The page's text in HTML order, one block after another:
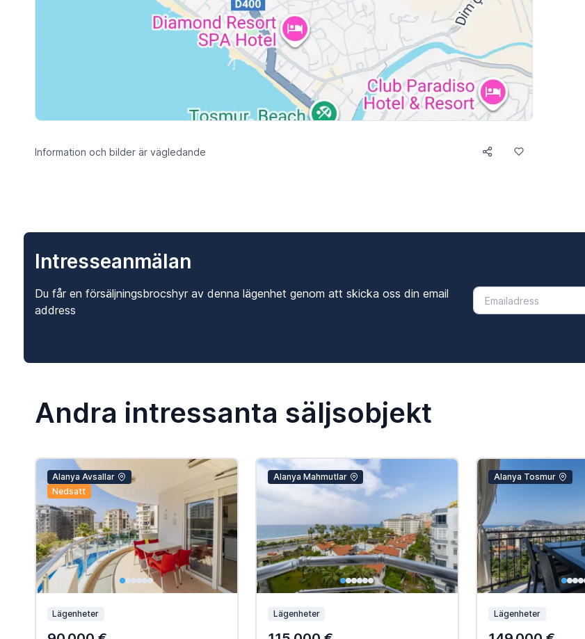
Information och bilder är vägledande
Intresseanmälan
Du får en försäljningsbrocshyr av denna lägenhet genom att skicka oss din email
address
Andra intressanta säljsobjekt
Alanya Avsallar
Nedsatt
Lägenheter
Alanya Mahmutlar
Lägenheter
Alanya Tosmur
Lägenheter